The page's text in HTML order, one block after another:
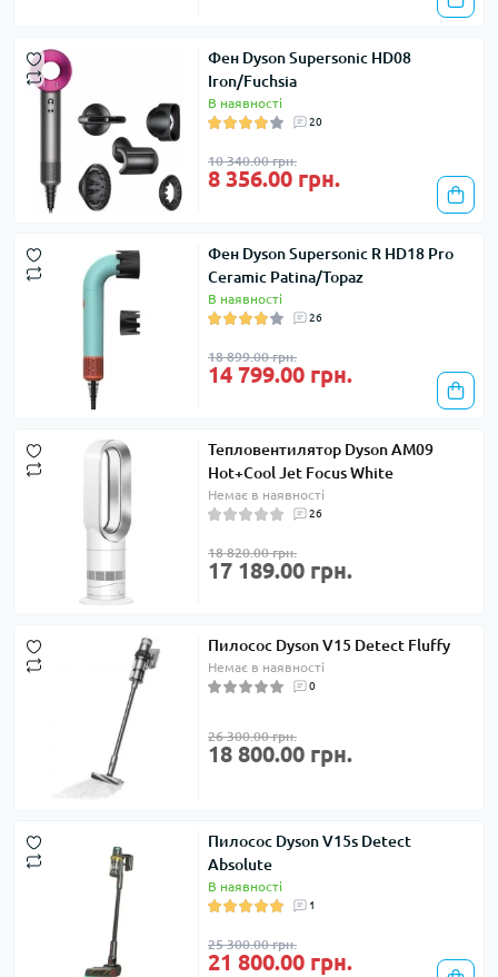
Фен Dyson Supersonic HD08
Iron/Fuchsia
В наявності
20
10 340.00 грн.
8 356.00 грн.
Фен Dyson Supersonic R HD18 Pro
Ceramic Patina/Topaz
В наявності
26
18 899.00 грн.
14 799.00 грн.
Тепловентилятор Dyson AM09
Hot+Cool Jet Focus White
Немає в наявності
26
18 820.00 грн.
17 189.00 грн.
Пилосос Dyson V15 Detect Fluffy
Немає в наявності
0
26 300.00 грн.
18 800.00 грн.
Пилосос Dyson V15s Detect
Absolute
В наявності
1
25 300.00 грн.
21 800.00 грн.